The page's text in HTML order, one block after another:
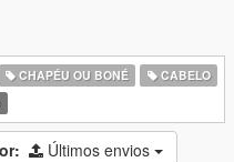
CHAPÉU OU BONÉ
CABELO
Últimos envios